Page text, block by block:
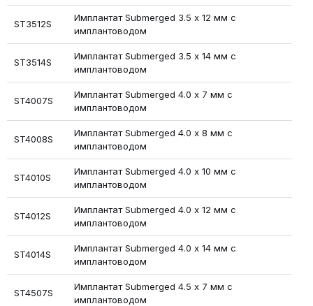
ST3512S
Имплантат Submerged 3.5 х 12 мм с
имплантоводом
ST3514S
Имплантат Submerged 3.5 х 14 мм с
имплантоводом
ST4007S
Имплантат Submerged 4.0 x 7 мм с
имплантоводом
ST4008S
Имплантат Submerged 4.0 x 8 мм с
имплантоводом
ST4010S
Имплантат Submerged 4.0 x 10 мм с
имплантоводом
ST4012S
Имплантат Submerged 4.0 х 12 мм с
имплантоводом
ST4014S
Имплантат Submerged 4.0 х 14 мм с
имплантоводом
ST4507S
Имплантат Submerged 4.5 х 7 мм с
имплантоводом